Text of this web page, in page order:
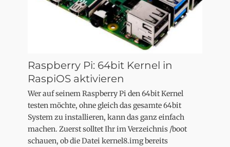
Raspberry Pi: 64bit Kernel in
RaspiOS aktivieren
Wer auf seinem Raspberry Pi den 64bit Kernel
testen möchte, ohne gleich das gesamte 64bit
System zu installieren, kann das ganz einfach
machen. Zuerst solltet Ihr im Verzeichnis /boot
schauen, ob die Datei kernel8.img bereits